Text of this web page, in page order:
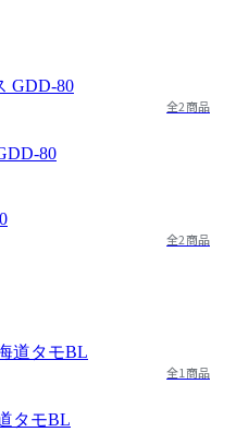
全2商品
80
全2商品
全1商品
タモBL